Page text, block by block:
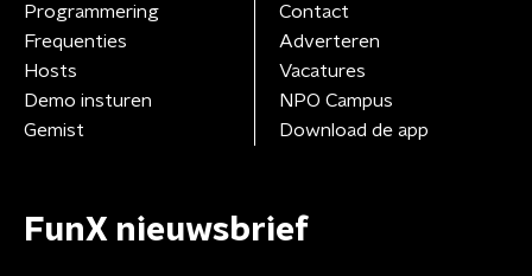
Programmering
Frequenties
Hosts
Demo insturen
Gemist
Contact
Adverteren
Vacatures
NPO Campus
Download de app
FunX nieuwsbrief